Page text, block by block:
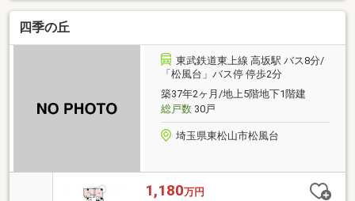
四季の丘
東武鉄道東上線 高坂駅 バス8分/
「松風台」バス停 停歩2分
築37年2ヶ月/地上5階地下1階建
総戸数30戸
埼玉県東松山市松風台
1,180万円